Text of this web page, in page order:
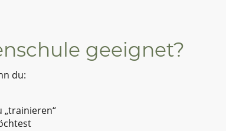
geeignet?
du: